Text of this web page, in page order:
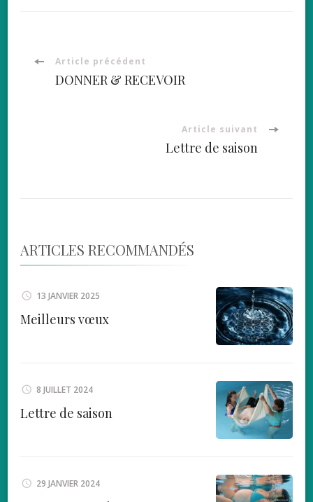
Navigation
Article précédent
DONNER & RECEVOIR
Article suivant
Lettre de saison
ARTICLES RECOMMANDÉS
13 JANVIER 2025
Meilleurs vœux
8 JUILLET 2024
Lettre de saison
29 JANVIER 2024